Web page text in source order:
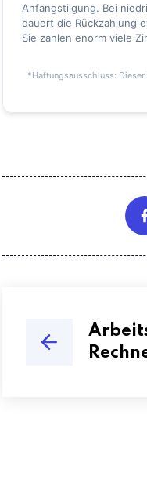
Anfangstilgung. Bei
dauert die Rückzahlung
Sie zahlen enorm viele
*Haftungsausschluss: